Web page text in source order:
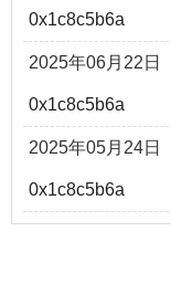
0x1c8c5b6a
2025年06月22日
0x1c8c5b6a
2025年05月24日
0x1c8c5b6a